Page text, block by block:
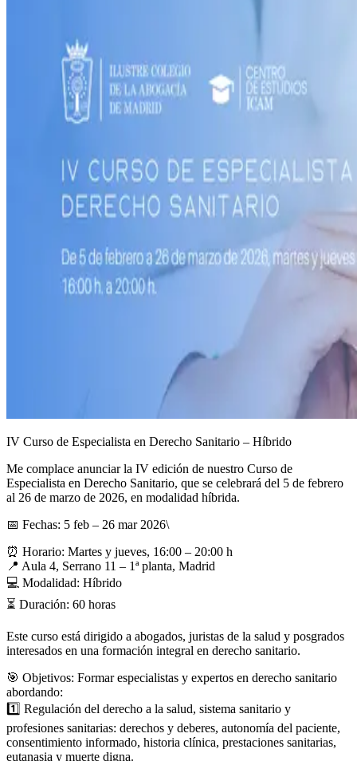
IV Curso de Especialista en Derecho Sanitario – Híbrido
Me complace anunciar la IV edición de nuestro Curso de
Especialista en Derecho Sanitario, que se celebrará del 5 de febrero
al 26 de marzo de 2026, en modalidad híbrida.
📅 Fechas: 5 feb – 26 mar 2026\
⏰ Horario: Martes y jueves, 16:00 – 20:00 h
📍 Aula 4, Serrano 11 – 1ª planta, Madrid
💻 Modalidad: Híbrido
⏳ Duración: 60 horas
Este curso está dirigido a abogados, juristas de la salud y posgrados
interesados en una formación integral en derecho sanitario.
🎯 Objetivos: Formar especialistas y expertos en derecho sanitario
abordando:
1️⃣ Regulación del derecho a la salud, sistema sanitario y
profesiones sanitarias: derechos y deberes, autonomía del paciente,
consentimiento informado, historia clínica, prestaciones sanitarias,
eutanasia y muerte digna.